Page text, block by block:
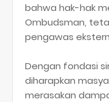
bahwa hak-hak
Ombudsman,
pengawas
Dengan fondasi
diharapkan
merasakan